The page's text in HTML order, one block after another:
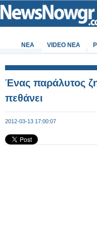
ΝΕΑ VIDEO NEA
Ένας παράλυτος
πεθάνει
2012-03-13 17:00:07